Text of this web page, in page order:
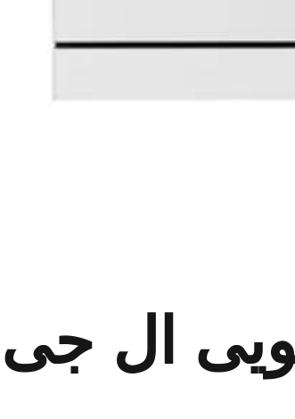
ال جی